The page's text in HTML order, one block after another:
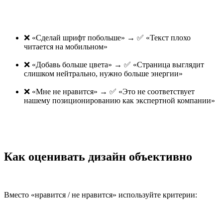
❌ «Сделай шрифт побольше» → ✅ «Текст плохо
читается на мобильном»
❌ «Добавь больше цвета» → ✅ «Страница выглядит
слишком нейтрально, нужно больше энергии»
❌ «Мне не нравится» → ✅ «Это не соответствует
нашему позиционированию как экспертной компании»
Как оценивать дизайн объективно
Вместо «нравится / не нравится» используйте критерии: